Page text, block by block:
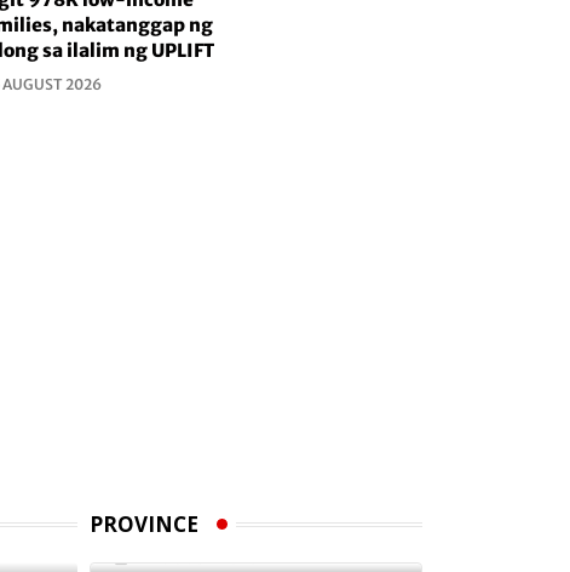
nakatanggap ng
sa ilalim ng UPLIFT
AUGUST 2026
PROVINCE
Dance sa Angat
7 AUGUST 2026